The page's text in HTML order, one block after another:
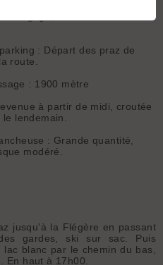
dégagé, vue sur les étoiles la
: Départ des praz de
route.
: 1900 mètre
à partir de midi, croutée
lendemain.
: Grande quantité,
modéré.
jusqu'à la Flégère en passant
gardes, ski sur sac. Puis
blanc par le chemin du bas,
En haut à 17h00.